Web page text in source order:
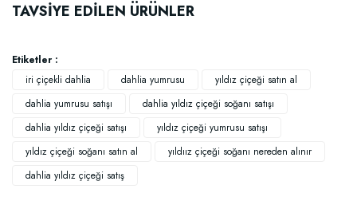
TAVSİYE EDİLEN ÜRÜNLER
Etiketler :
iri çiçekli dahlia
dahlia yumrusu
yıldız çiçeği satın al
dahlia yumrusu satışı
dahlia yıldız çiçeği soğanı satışı
dahlia yıldız çiçeği satışı
yıldız çiçeği yumrusu satışı
yıldız çiçeği soğanı satın al
yıldıız çiçeği soğanı nereden alınır
dahlia yıldız çiçeği satış